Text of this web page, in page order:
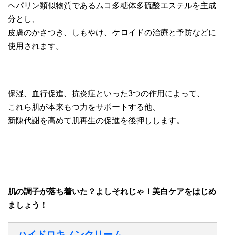
ヘパリン類似物質であるムコ多糖体多硫酸エステルを主成
分とし、
皮膚のかさつき、しもやけ、ケロイドの治療と予防などに
使用されます。
保湿、血行促進、抗炎症といった3つの作用によって、
これら肌が本来もつ力をサポートする他、
新陳代謝を高めて肌再生の促進を後押しします。
肌の調子が落ち着いた？よしそれじゃ！美白ケアをはじめ
ましょう！